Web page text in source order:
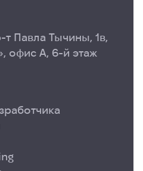
т Павла Тычины, 1в,
офис А, 6-й этаж